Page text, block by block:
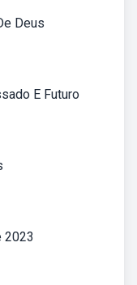
Deus
E Futuro
2023